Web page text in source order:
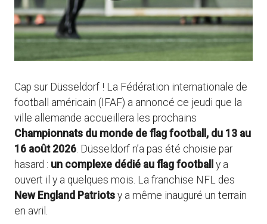
Cap sur Düsseldorf ! La Fédération internationale de
football américain (IFAF) a annoncé ce jeudi que la
ville allemande accueillera les prochains
Championnats du monde de flag football, du 13 au
16 août 2026 . Düsseldorf n’a pas été choisie par
hasard : un complexe dédié au flag football y a
ouvert il y a quelques mois. La franchise NFL des
New England Patriots y a même inauguré un terrain
en avril.